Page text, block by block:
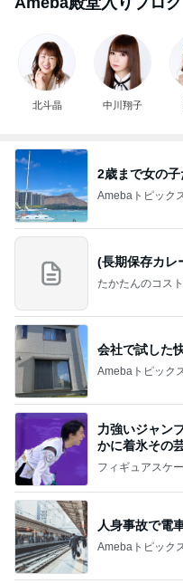
北斗晶 中川翔子
2歳まで女の
Amebaトピック
(長期保存カレ
たかたんのコス
会社で試した
Amebaトピック
力強いジャン
かに着氷その
なす
フィギュアスケ
人身事故で電
Amebaトピック